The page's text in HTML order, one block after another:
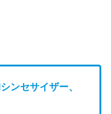
シンセサイザー、